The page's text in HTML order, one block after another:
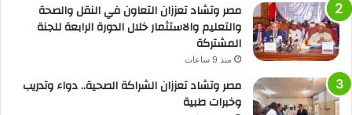
مصر وتشاد تعززان التعاون في النقل والصحة
والتعليم والاستثمار خلال الدورة الرابعة للجنة
المشتركة
منذ 9 ساعات
مصر وتشاد تعززان الشراكة الصحية.. دواء وتدريب
وخبرات طبية